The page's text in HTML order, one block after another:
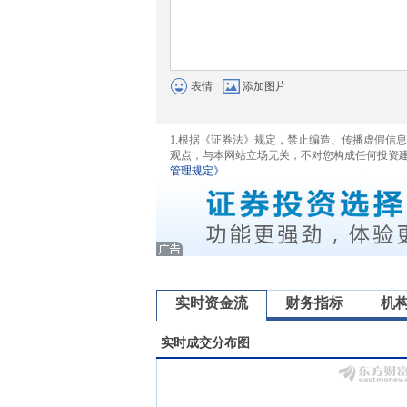
表情 添加图片
1.根据《证券法》规定，禁止编造、传播虚假信
观点，与本网站立场无关，不对您构成任何投资
管理规定》
实时资金流 财务指标 机
实时成交分布图